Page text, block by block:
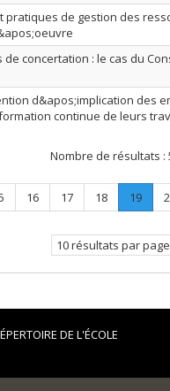
de gestion des
concertation : le cas du
d&apos;implication des
continue de leurs
Nombre de résultats :
Page
16 Page
17 Page
18 Page
19.
Page
10 résultats par page
DE L'ÉCOLE